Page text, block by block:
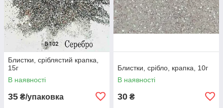
Блистки, сріблястий крапка,
15г
В наявності
35 ₴/упаковка
Блистки, срібло, крапка, 10г
В наявності
30 ₴